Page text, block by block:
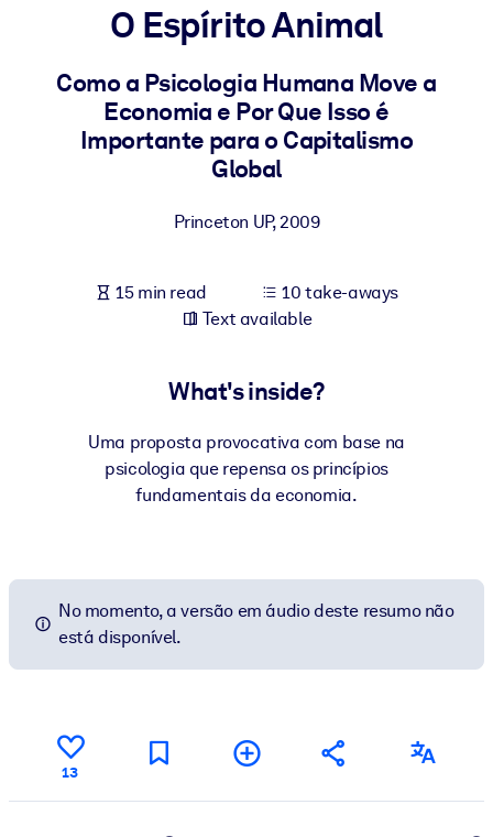
For LMS/LXP
Bring bite-sized, verified knowledge into your LMS/LXP for
learning results.
For Corporate Libraries
Enrich your corporate library with trusted, ready-to-use business
Fuel your AI systems with reliable, structured knowledge to
O Espírito Animal
Como a Psicologia Humana Move a
Economia e Por Que Isso é
Importante para o Capitalismo
Global
Princeton UP,2009
15 min read
10 take-aways
Text available
What's inside?
Uma proposta provocativa com base na
psicologia que repensa os princípios
fundamentais da economia.
No momento, a versão em áudio deste resumo não
está disponível.
13